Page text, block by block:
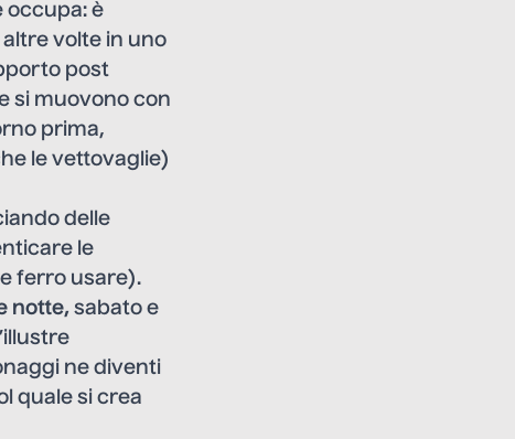
occupa: è
volte in uno
post
si muovono con
prima,
le vettovaglie)
delle
le
ferro usare).
notte, sabato e
ne diventi
quale si crea